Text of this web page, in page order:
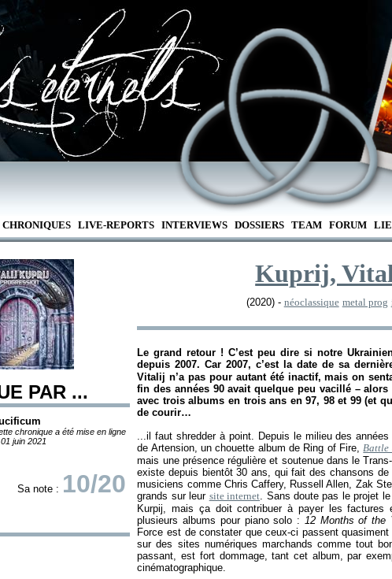
CHRONIQUES LIVE-REPORTS INTERVIEWS DOSSIERS TEAM FORUM
PAR ...
chronique a été mise en ligne
juin 2021
Sa note : 10/20
Kuprij,
(2020) - néoclassique metal prog
Le grand retour ! C’est peu dire si notre
depuis 2007. Car 2007, c’est la date de sa
Vitalij n’a pas pour autant été inactif, mais on
fin des années 90 avait quelque peu vacillé –
avec trois albums en trois ans en 97, 98 et 99 (et
de courir…
...il faut shredder à point. Depuis le milieu des
de Artension, un chouette album de Ring of Fire,Battle
mais une présence régulière et soutenue dans le
existe depuis bientôt 30 ans, qui fait des chansons
musiciens comme Chris Caffery, Russell Allen, Zak
grands sur leur site internet. Sans doute pas le projet
Kurpij, mais ça doit contribuer à payer les
plusieurs albums pour piano solo : 12 Months of the
Force est de constater que ceux-ci passent
sur des sites numériques marchands comme tout
passant, est fort dommage, tant cet album, par
cinématographique.